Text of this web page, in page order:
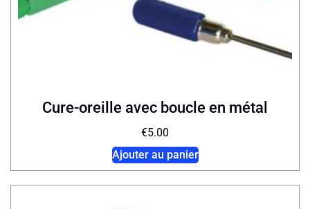
Cure-oreille avec boucle en métal
€5.00
Ajouter au panier